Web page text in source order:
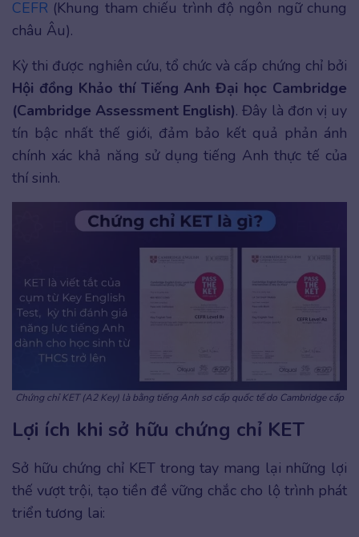
CEFR (Khung tham chiếu trình độ ngôn ngữ chung
châu Âu).
Kỳ thi được nghiên cứu, tổ chức và cấp chứng chỉ bởi
Hội đồng Khảo thí Tiếng Anh Đại học Cambridge
(Cambridge Assessment English). Đây là đơn vị uy
tín bậc nhất thế giới, đảm bảo kết quả phản ánh
chính xác khả năng sử dụng tiếng Anh thực tế của
thí sinh.
Chứng chỉ KET (A2 Key) là bằng tiếng Anh sơ cấp quốc tế do Cambridge cấp
Lợi ích khi sở hữu chứng chỉ KET
Sở hữu chứng chỉ KET trong tay mang lại những lợi
thế vượt trội, tạo tiền đề vững chắc cho lộ trình phát
triển tương lai: